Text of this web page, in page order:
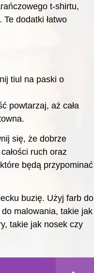
t-shirtu,
dodatki łatwo
tiul na paski o
powtarzaj, aż cała
się, że dobrze
ruch oraz
będą przypominać
buzię. Użyj farb do
malowania, takie jak
takie jak nosek czy